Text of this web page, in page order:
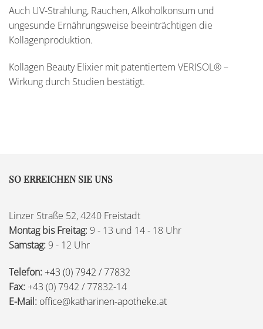
Auch UV-Strahlung, Rauchen, Alkoholkonsum und
ungesunde Ernährungsweise beeinträchtigen die
Kollagenproduktion.
Kollagen Beauty Elixier mit patentiertem VERISOL® –
Wirkung durch Studien bestätigt.
SO ERREICHEN SIE UNS
Linzer Straße 52, 4240 Freistadt
Montag bis Freitag: 9 - 13 und 14 - 18 Uhr
Samstag: 9 - 12 Uhr
Telefon: +43 (0) 7942 / 77832
Fax: +43 (0) 7942 / 77832-14
E-Mail: office@katharinen-apotheke.at